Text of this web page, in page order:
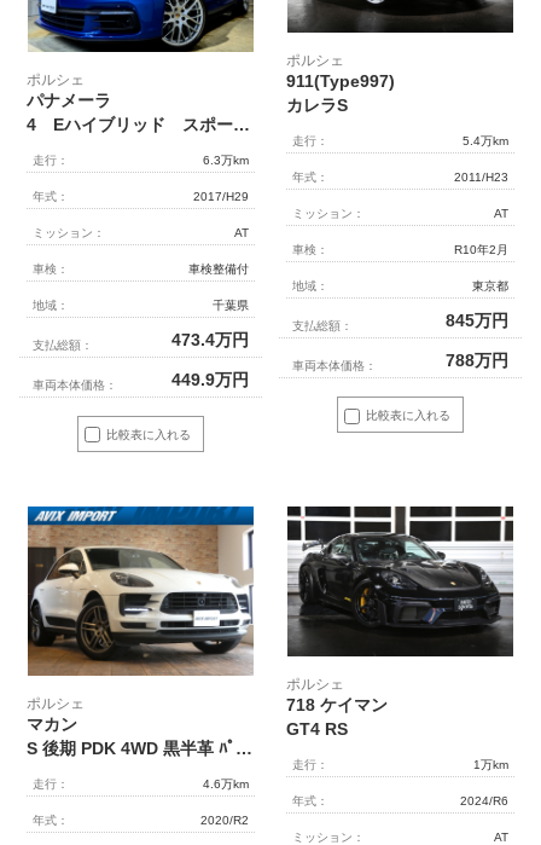
比較表に入れる
ポルシェ
パナメーラ
4 Eハイブリッド スポーツクロノパッケージ ブラックレザーインテリア オプション21インチデザインホイール リラクゼーションシート シートベンチレーション アダプティブクルーズコントロール
走行： 6.3万km
年式： 2017/H29
ミッション： AT
車検： 車検整備付
地域： 千葉県
支払総額： 473.4万円
車両本体価格： 449.9万円
比較表に入れる
ポルシェ
911(Type997)
カレラS
走行： 5.4万km
年式： 2011/H23
ミッション： AT
車検： R10年2月
地域： 東京都
支払総額： 845万円
車両本体価格： 788万円
ポルシェ
マカン
S 後期 PDK 4WD 黒半革 ﾊﾟﾉﾗﾏSR 3ｿﾞｰﾝｴｱｺﾝ 全周囲 Bｶﾒﾗ PCMﾅﾋﾞ PAS ACC LKA LCA ﾊﾟﾜｰｼｰﾄ ｼｰﾄﾋｰﾀｰ ﾏﾙﾁﾌｧﾝｸｼｮﾝｽﾃｱﾘﾝｸﾞﾎﾟﾙｼｪｴﾝﾄﾘ-D AppleCarPlay 電動ﾃｰﾙｹﾞｰﾄ ﾏｶﾝS20ｲﾝﾁAW
走行： 4.6万km
年式： 2020/R2
ポルシェ
718 ケイマン
GT4 RS
走行： 1万km
年式： 2024/R6
ミッション： AT